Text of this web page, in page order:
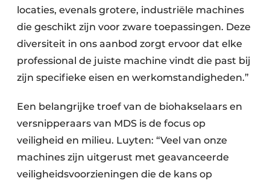
locaties, evenals grotere, industriële machines
die geschikt zijn voor zware toepassingen. Deze
diversiteit in ons aanbod zorgt ervoor dat elke
professional de juiste machine vindt die past bij
zijn specifieke eisen en werkomstandigheden.”
Een belangrijke troef van de biohakselaars en
versnipperaars van MDS is de focus op
veiligheid en milieu. Luyten: “Veel van onze
machines zijn uitgerust met geavanceerde
veiligheidsvoorzieningen die de kans op